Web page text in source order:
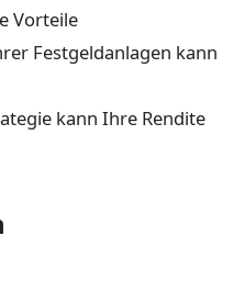
Vorteile
Festgeldanlagen kann
kann Ihre Rendite